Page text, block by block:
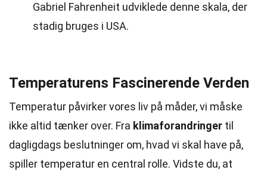
Gabriel Fahrenheit udviklede denne skala, der
stadig bruges i USA.
Temperaturens Fascinerende Verden
Temperatur påvirker vores liv på måder, vi måske
ikke altid tænker over. Fra klimaforandringer til
dagligdags beslutninger om, hvad vi skal have på,
spiller temperatur en central rolle. Vidste du, at